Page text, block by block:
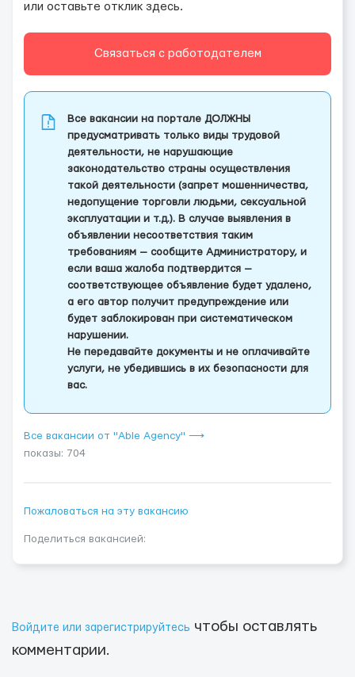
или оставьте отклик здесь.
Связаться с работодателем
Все вакансии на портале ДОЛЖНЫ
предусматривать только виды трудовой
деятельности, не нарушающие
законодательство страны осуществления
такой деятельности (запрет мошенничества,
недопущение торговли людьми, сексуальной
эксплуатации и т.д.). В случае выявления в
объявлении несоответствия таким
требованиям — сообщите Администратору, и
если ваша жалоба подтвердится —
соответствующее объявление будет удалено,
а его автор получит предупреждение или
будет заблокирован при систематическом
нарушении.
Не передавайте документы и не оплачивайте
услуги, не убедившись в их безопасности для
вас.
Все вакансии от "Able Agency" ⟶
показы: 704
Пожаловаться на эту вакансию
Поделиться вакансией:
Войдите или зарегистрируйтесь чтобы оставлять
комментарии.